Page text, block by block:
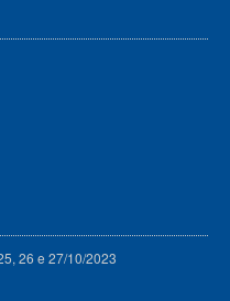
26 e 27/10/2023